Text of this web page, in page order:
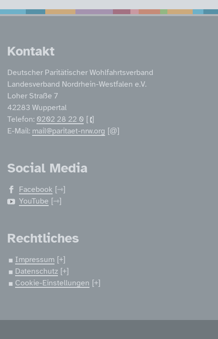
Service
Kontakt
Deutscher Paritätischer Wohlfahrtsverband
Landesverband Nordrhein-Westfalen e.V.
Loher Straße 7
42283 Wuppertal
Telefon: 0202 28 22 0
E-Mail: mail@paritaet-nrw.org
Social Media
Facebook
YouTube
Rechtliches
Impressum
Datenschutz
Cookie-Einstellungen